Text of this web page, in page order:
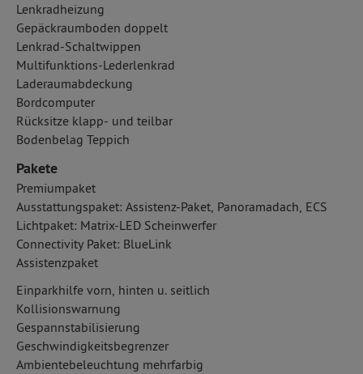
Lenkradheizung
Gepäckraumboden doppelt
Lenkrad-Schaltwippen
Multifunktions-Lederlenkrad
Laderaumabdeckung
Bordcomputer
Rücksitze klapp- und teilbar
Bodenbelag Teppich
Pakete
Premiumpaket
Ausstattungspaket: Assistenz-Paket, Panoramadach, ECS
Lichtpaket: Matrix-LED Scheinwerfer
Connectivity Paket: BlueLink
Assistenzpaket
Einparkhilfe vorn, hinten u. seitlich
Kollisionswarnung
Gespannstabilisierung
Geschwindigkeitsbegrenzer
Ambientebeleuchtung mehrfarbig